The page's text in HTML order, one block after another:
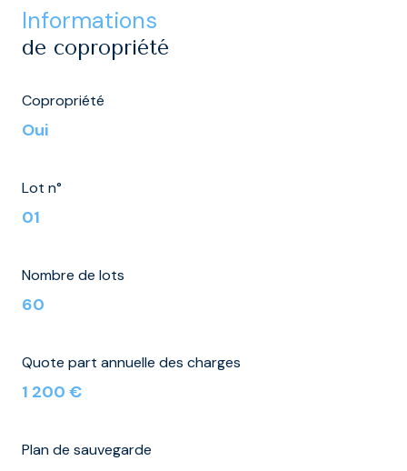
informations
de copropriété
Copropriété
Oui
Lot n°
01
Nombre de lots
60
Quote part annuelle des charges
1 200 €
Plan de sauvegarde